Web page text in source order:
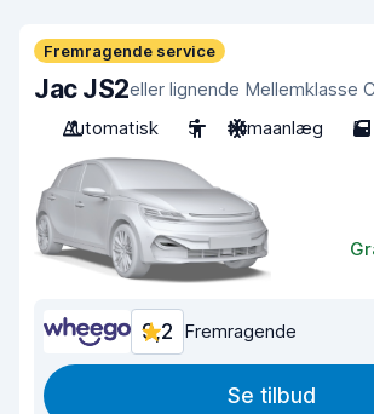
Fremragende service
Jac JS2eller lignende Mellemklasse
Automatisk
5 Klimaanlæg 5
9,2 Fremragende
Se tilbud